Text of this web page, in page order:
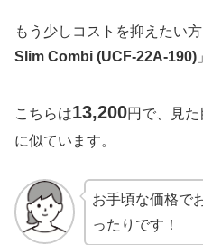
もう少しコストを抑えたい方
Slim Combi (UCF-22A-190)
こちらは13,200円で、見
に似ています。
お手頃な価格で
ったりです！